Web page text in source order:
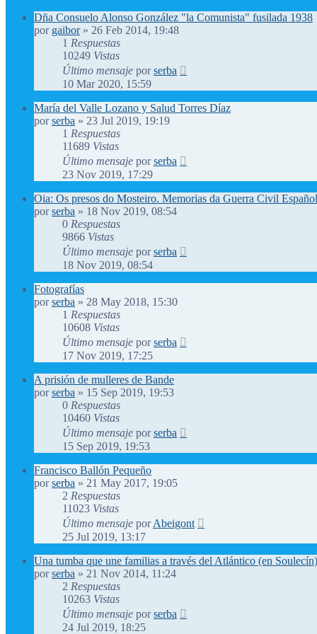
Dña Consuelo Alonso González "la Comunista" fusilada 1938
por gaibor» 26 Feb 2014, 19:48
1 Respuestas
10249 Vistas
Último mensaje porserba
10 Mar 2020, 15:59
María del Valle Lozano y Salud Torres Díaz
porserba » 23 Jul 2019, 19:19
1 Respuestas
11689 Vistas
Último mensaje porserba
23 Nov 2019, 17:29
Oia: Os presos do Mosteiro. Memorias da Guerra Civil
porserba » 18 Nov 2019, 08:54
0 Respuestas
9866 Vistas
Último mensaje porserba
18 Nov 2019, 08:54
Fotografías
porserba » 28 May 2018, 15:30
1 Respuestas
10608 Vistas
Último mensaje porserba
17 Nov 2019, 17:25
A prisión de mulleres de Bande
porserba » 15 Sep 2019, 19:53
0 Respuestas
10460 Vistas
Último mensaje porserba
15 Sep 2019, 19:53
Francisco Ballón Pequeño
porserba » 21 May 2017, 19:05
2 Respuestas
11023 Vistas
Último mensaje porAbeigont
25 Jul 2019, 13:17
Una tumba que une familias a través del Atlántico (en Soulecín)
porserba » 21 Nov 2014, 11:24
2 Respuestas
10263 Vistas
Último mensaje porserba
24 Jul 2019, 18:25